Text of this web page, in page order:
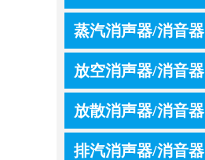
蒸汽消声器/消音器
放空消声器/消音器
放散消声器/消音器
排汽消声器/消音器